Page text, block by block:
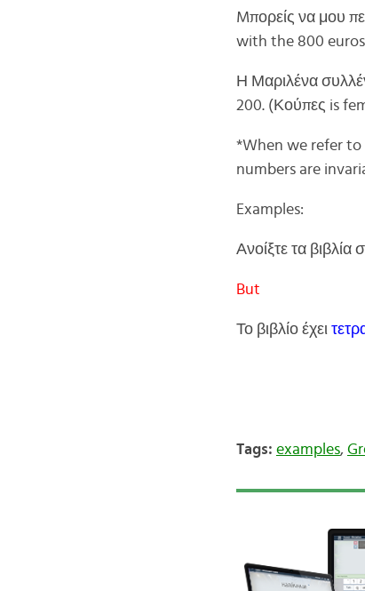
Mπορείς να μου
with the 800
Η Μαριλένα
200. (Κούπες is
*When we refer to
numbers are
Examples:
Ανοίξτε τα βιβλία
But
Το βιβλίο έχει
Tags: examples,